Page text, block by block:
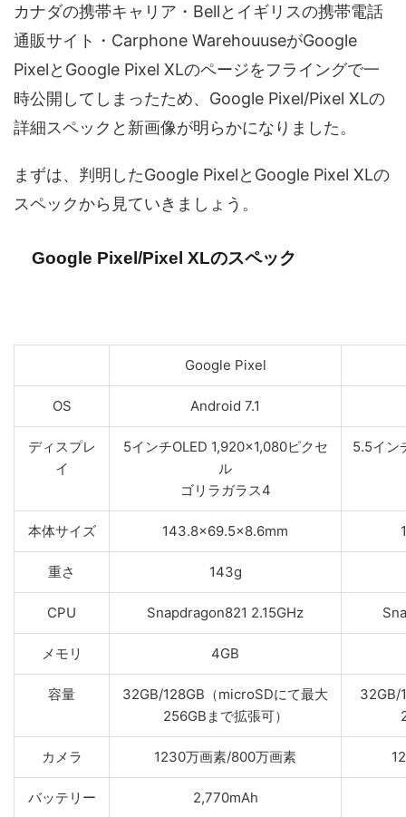
カナダの携帯キャリア・Bellとイギリスの携帯電話
通販サイト・Carphone WarehouuseがGoogle
PixelとGoogle Pixel XLのページをフライングで一
時公開してしまったため、Google Pixel/Pixel XLの
詳細スペックと新画像が明らかになりました。
まずは、判明したGoogle PixelとGoogle Pixel XLの
スペックから見ていきましょう。
Google Pixel/Pixel XLのスペック
Google Pixel
OS Android 7.1
ディスプレ
イ
5インチOLED 1,920×1,080ピクセ
ル
ゴリラガラス4
5.5イン
本体サイズ 143.8×69.5×8.6mm
重さ 143g
CPU Snapdragon821 2.15GHz
メモリ 4GB
容量
32GB/128GB（microSDにて最大
256GBまで拡張可）
32GB/
カメラ 1230万画素/800万画素
バッテリー 2,770mAh